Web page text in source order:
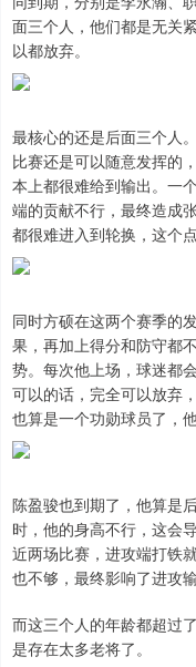
面三个人，他们都是无关
以都放弃。
最核心的还是后面三个人
比赛还是可以随意发挥的
本上都很难给到输出。一
端的贡献不行，最终造成
都很难进入到轮换，这个
同时方硕在这两个赛季的
果，再加上得分和防守都
势。每次他上场，球迷都
可以的话，完全可以放弃
也算是一个功勋球员了，
陈盈骏也到期了，他算是
时，他的身高不行，这会
近两场比赛，进攻端打铁
也不够，最终影响了进攻输
而这三个人的年龄都超过
是存在太多老将了。